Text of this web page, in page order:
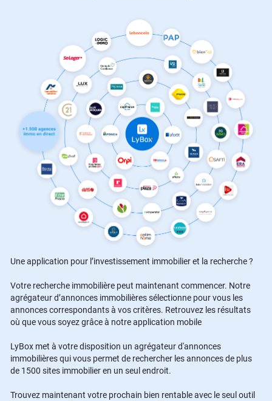
Une application pour l’investissement immobilier et la recherche ?
Votre recherche immobilière peut maintenant commencer. Notre
agrégateur d’annonces immobilières sélectionne pour vous les
annonces correspondants à vos critères. Retrouvez les résultats
où que vous soyez grâce à notre application mobile
LyBox met à votre disposition un agrégateur d'annonces
immobilières qui vous permet de rechercher les annonces de plus
de 1500 sites immobilier en un seul endroit.
Trouvez maintenant votre prochain bien rentable avec le seul outil